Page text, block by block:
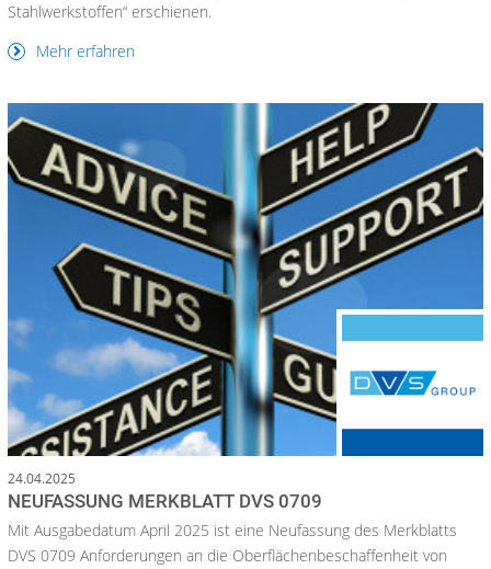
Stahlwerkstoffen“ erschienen.
Mehr erfahren
24.04.2025
NEUFASSUNG MERKBLATT DVS 0709
Mit Ausgabedatum April 2025 ist eine Neufassung des Merkblatts
DVS 0709 Anforderungen an die Oberflächenbeschaffenheit von